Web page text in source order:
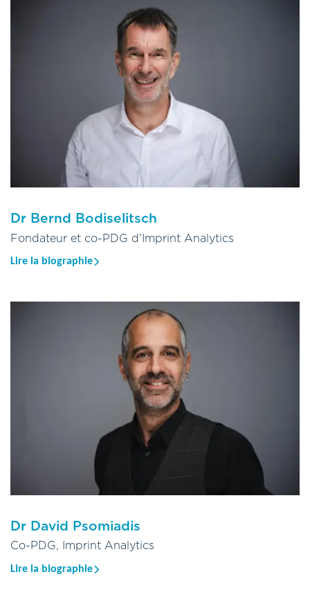
professeur à l'université d'Otago, Russell a mis en place la
filière « Sciences analytiques médico-légales » et a fourni des
preuves médico-légales aux tribunaux.
Russell a fondé Isotrace en 2003, puis a cofondé Oritain en
2008. De 2012 à 2016, il a été détaché auprès de l'AIEA et de la
FAO pour mettre en place un programme de traçabilité
alimentaire. Russell a pris sa retraite universitaire en 2021 et
occupe depuis lors à temps plein le poste de directeur
scientifique chez Oritain.
Dr Bernd Bodiselitsch
Fondateur et co-PDG d'Imprint Analytics
Le Dr Bernd Bodiselitsch est titulaire d'un doctorat en chimie
environnementaux et sciences spatiales. Il possède une vaste
expérience en gestion de laboratoires d'analyses et est le
fondateur d'Imprint Analytics GmbH, où il pilote le
développement, l'amélioration et l'innovation continus de
Sous sa direction, Imprint est devenu l'un des principaux
laboratoires européens spécialisés dans l'analyse isotopique et
l'analyse d'authenticité, alliant excellence scientifique, progrès
technologique et croissance durable.
Lire la biographie
Dr David Psomiadis
Co-PDG, Imprint Analytics
Le Dr David Psomiadis supervise les départements Science et
Lire la biographie